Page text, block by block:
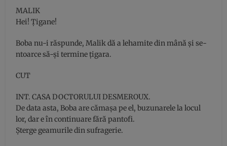
MALIK
Hei! Ţigane!
Boba nu-i răspunde, Malik dă a lehamite din mână şi se-
ntoarce să-şi termine ţigara.
CUT
INT. CASA DOCTORULUI DESMEROUX.
De data asta, Boba are cămaşa pe el, buzunarele la locul
lor, dar e în continuare fără pantofi.
Şterge geamurile din sufragerie.